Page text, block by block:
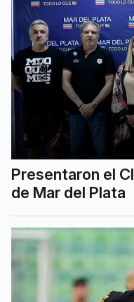
Presentaron el
de Mar del Plata